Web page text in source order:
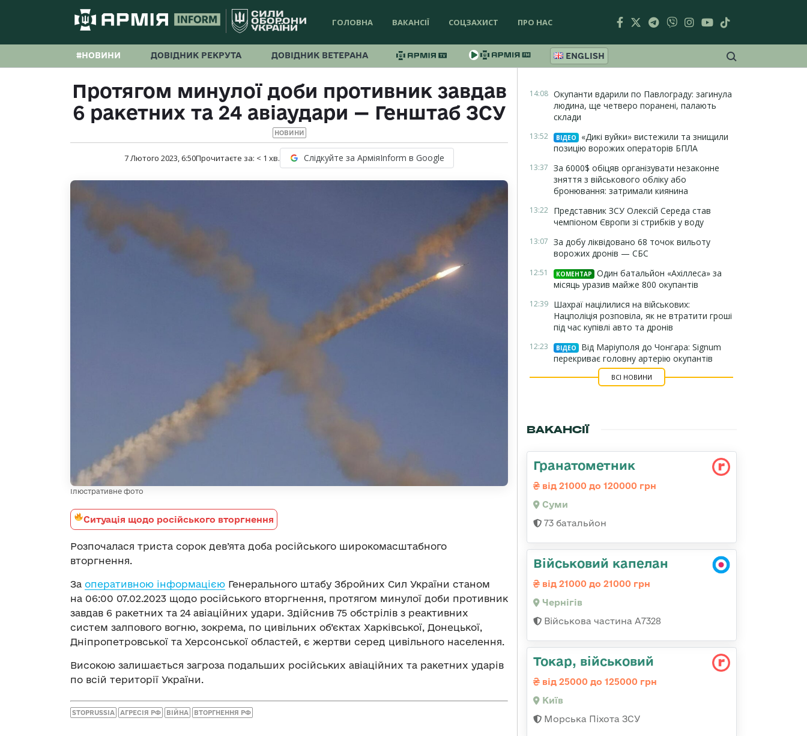
ГОЛОВНА ВАКАНСІЇ СОЦЗАХИСТ ПРО НАС
#НОВИНИ ДОВІДНИК РЕКРУТА ДОВІДНИК ВЕТЕРАНА ENGLISH
Протягом минулої доби противник завдав
6 ракетних та 24 авіаудари — Генштаб ЗСУ
НОВИНИ
7 Лютого 2023, 6:50Прочитаєте за: < 1 хв. Слідкуйте за АрміяInform в Google
Ілюстративне фото
Ситуація щодо російського вторгнення
Розпочалася триста сорок дев’ята доба російського широкомасштабного
вторгнення.
За оперативною інформацією Генерального штабу Збройних Сил України станом
на 06:00 07.02.2023 щодо російського вторгнення, протягом минулої доби противник
завдав 6 ракетних та 24 авіаційних удари. Здійснив 75 обстрілів з реактивних
систем залпового вогню, зокрема, по цивільних об’єктах Харківської, Донецької,
Дніпропетровської та Херсонської областей, є жертви серед цивільного населення.
Високою залишається загроза подальших російських авіаційних та ракетних ударів
по всій території України.
STOPRUSSIA АГРЕСІЯ РФ ВІЙНА ВТОРГНЕННЯ РФ
14:08 Окупанти вдарили по Павлограду: загинула
людина, ще четверо поранені, палають
склади
13:52 ВІДЕО
«Дикі вуйки» вистежили та знищили
позицію ворожих операторів БПЛА
13:37 За 6000$ обіцяв організувати незаконне
зняття з військового обліку або
бронювання: затримали киянина
13:22 Представник ЗСУ Олексій Середа став
чемпіоном Європи зі стрибків у воду
13:07 За добу ліквідовано 68 точок вильоту
ворожих дронів — СБС
12:51 КОМЕНТАР
Один батальйон «Ахіллеса» за
місяць уразив майже 800 окупантів
12:39 Шахраї націлилися на військових:
Нацполіція розповіла, як не втратити гроші
під час купівлі авто та дронів
12:23 ВІДЕО
Від Маріуполя до Чонгара: Signum
перекриває головну артерію окупантів
ВСІ НОВИНИ
ВАКАНСІЇ
Гранатометник
від 21000 до 120000 грн
Суми
73 батальйон
Військовий капелан
від 21000 до 21000 грн
Чернігів
Військова частина А7328
Токаp, військовий
від 25000 до 125000 грн
Київ
Морська Піхота ЗСУ